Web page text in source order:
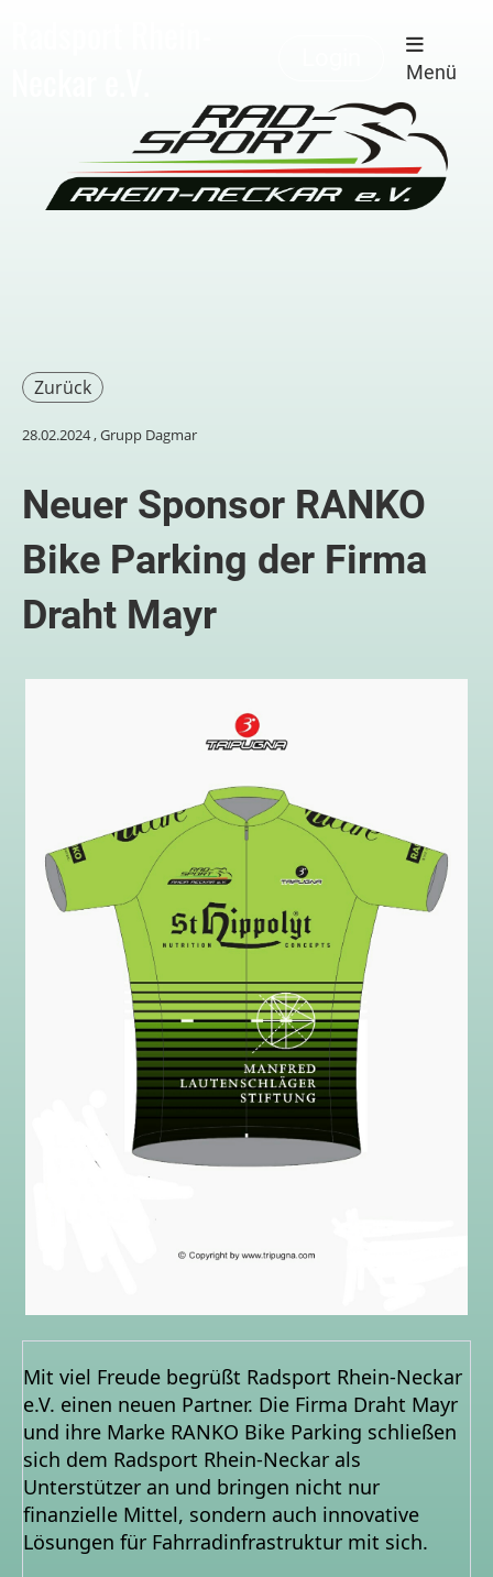
Menü
Zurück
28.02.2024, Grupp Dagmar
Neuer Sponsor RANKO
Bike Parking der Firma
Draht Mayr
Mit viel Freude begrüßt Radsport Rhein-Neckar
e.V. einen neuen Partner. Die Firma Draht Mayr
und ihre Marke RANKO Bike Parking schließen
sich dem Radsport Rhein-Neckar als
Unterstützer an und bringen nicht nur
finanzielle Mittel, sondern auch innovative
Lösungen für Fahrradinfrastruktur mit sich.